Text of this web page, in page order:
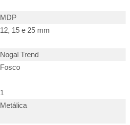
MDP
12, 15 e 25 mm
Nogal Trend
Fosco
1
Metálica